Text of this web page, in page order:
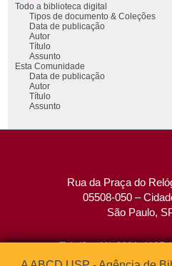
Todo a biblioteca digital
Tipos de documento & Coleções
Data de publicação
Autor
Título
Assunto
Esta Comunidade
Data de publicação
Autor
Título
Assunto
Rua da Praça do
05508-050 –
São Paulo,
Tel: (0xx11) 3091-4195
Fax: (0xx11)